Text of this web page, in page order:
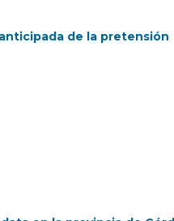
de la pretensión